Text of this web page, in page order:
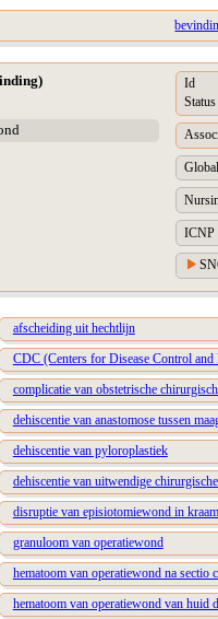
Id
Status
ICNP
afscheiding uit hechtlijn
CDC (Centers for Disease Control
complicatie van obstetrische
dehiscentie van anastomose tussen
dehiscentie van pyloroplastiek
dehiscentie van uitwendige
disruptie van episiotomiewond in
granuloom van operatiewond
hematoom van operatiewond na sectio
hematoom van operatiewond van huid